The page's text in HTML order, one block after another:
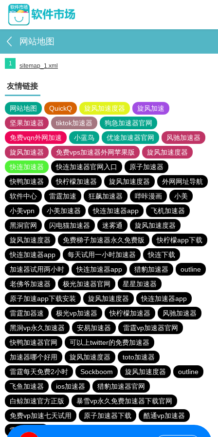
网站地图
1 sitemap_1.xml
友情链接
网站地图 QuickQ 旋风加速度器
旋风加速
坚果加速器
tiktok加速器
狗急加速器官网
免费vqn外网加速
小蓝鸟 优途加速器官网
风驰加速器
旋风加速器
免费vps加速器外网苹果版
旋风加速度器
快连加速器
快连加速器官网入口
原子加速器
快鸭加速器
快柠檬加速器 旋风加速度器
外网网址导航
软件中心
雷霆加速 狂飙加速器 哔咔漫画
小美
小美vpn
小美加速器 快连加速器app
飞机加速器
黑洞官网
闪电猫加速器 迷雾通
旋风加速度器
旋风加速度器
免费梯子加速器永久免费版
快柠檬app下载
快连加速器app
每天试用一小时加速器
快连下载
加速器试用两小时
快连加速器app 猎豹加速器
outline
老佛爷加速器
极光加速器官网
星星加速器
原子加速app下载安装
旋风加速度器
快连加速器app
雷霆加器速
极光vp加速器 快柠檬加速器
风驰加速器
黑洞vp永久加速器
安易加速器
雷霆vp加速器官网
快鸭加速器官网
可以上twitter的免费加速器
加速器哪个好用
旋风加速度器
toto加速器
雷霆每天免费2小时
Sockboom 旋风加速度器
outline
飞鱼加速器
ios加速器
猎豹加速器官网
白鲸加速官方正版
暴雪vp永久免费加速器下载官网
免费vp加速七天试用
原子加速器下载
酷通vp加速器
雷霆加器速